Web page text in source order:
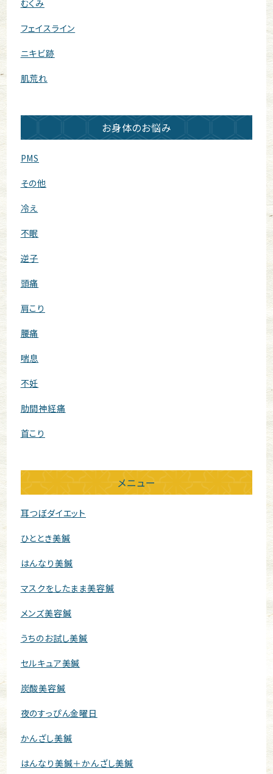
むくみ
フェイスライン
ニキビ跡
肌荒れ
お身体のお悩み
PMS
その他
冷え
不眠
逆子
頭痛
肩こり
腰痛
喘息
不妊
肋間神経痛
首こり
メニュー
耳つぼダイエット
ひととき美鍼
はんなり美鍼
マスクをしたまま美容鍼
メンズ美容鍼
うちのお試し美鍼
セルキュア美鍼
炭酸美容鍼
夜のすっぴん金曜日
かんざし美鍼
はんなり美鍼＋かんざし美鍼